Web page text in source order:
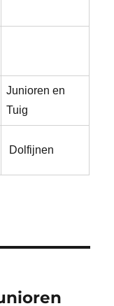
Junioren en
Tuig
Dolfijnen